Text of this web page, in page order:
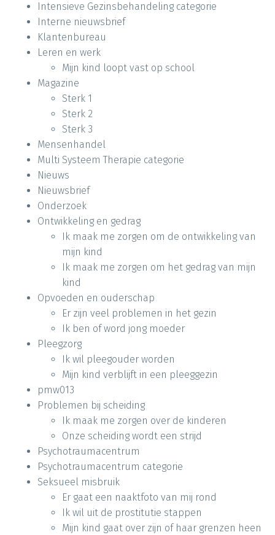
Intensieve Gezinsbehandeling categorie
Interne nieuwsbrief
Klantenbureau
Leren en werk
Mijn kind loopt vast op school
Magazine
Sterk 1
Sterk 2
Sterk 3
Mensenhandel
Multi Systeem Therapie categorie
Nieuws
Nieuwsbrief
Onderzoek
Ontwikkeling en gedrag
Ik maak me zorgen om de ontwikkeling van
mijn kind
Ik maak me zorgen om het gedrag van mijn
kind
Opvoeden en ouderschap
Er zijn veel problemen in het gezin
Ik ben of word jong moeder
Pleegzorg
Ik wil pleegouder worden
Mijn kind verblijft in een pleeggezin
pmw013
Problemen bij scheiding
Ik maak me zorgen over de kinderen
Onze scheiding wordt een strijd
Psychotraumacentrum
Psychotraumacentrum categorie
Seksueel misbruik
Er gaat een naaktfoto van mij rond
Ik wil uit de prostitutie stappen
Mijn kind gaat over zijn of haar grenzen heen